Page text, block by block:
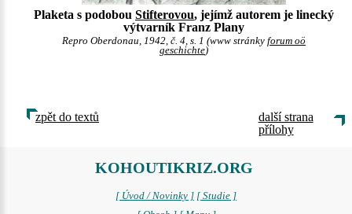
Plaketa s podobou Stifterovou, jejímž autorem je linecký
výtvarník Franz Plany
Repro Oberdonau, 1942, č. 4, s. 1 (www stránky forum oö
geschichte)
zpět do textů
další strana
přílohy
KOHOUTIKRIZ.ORG
[ Úvod / Novinky ] [ Studie ]